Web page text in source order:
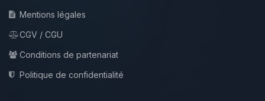
Mentions légales
CGV / CGU
Conditions de partenariat
Politique de confidentialité